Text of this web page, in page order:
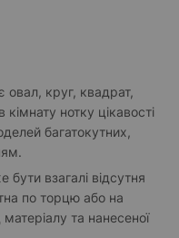
круг, квадрат,
нотку цікавості
багатокутних,
взагалі відсутня
по торцю або на
та нанесеної